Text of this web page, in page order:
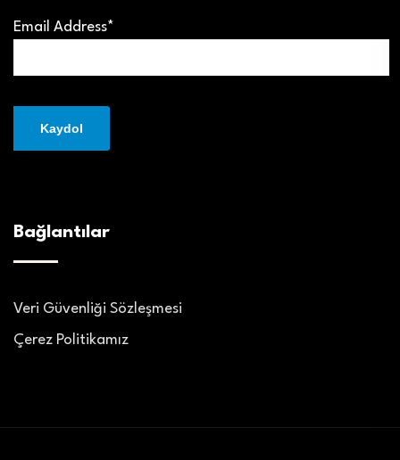
Email Address*
Bağlantılar
Veri Güvenliği Sözleşmesi
Çerez Politikamız